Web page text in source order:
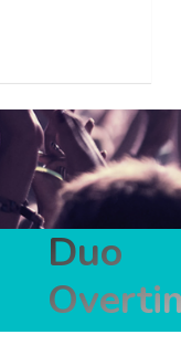
Duo